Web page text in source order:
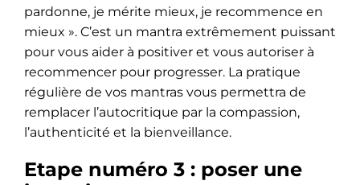
pardonne, je mérite mieux, je recommence en
mieux ». C’est un mantra extrêmement puissant
pour vous aider à positiver et vous autoriser à
recommencer pour progresser. La pratique
régulière de vos mantras vous permettra de
remplacer l’autocritique par la compassion,
l’authenticité et la bienveillance.
Etape numéro 3 : poser une